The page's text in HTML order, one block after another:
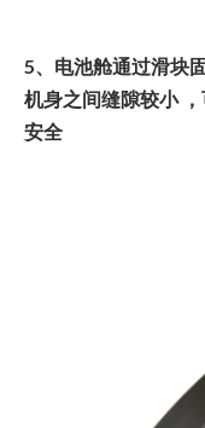
5、电池舱通过滑块
机身之间缝隙较小
安全